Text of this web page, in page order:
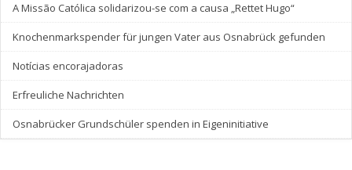
A Missão Católica solidarizou-se com a causa „Rettet Hugo“
Knochenmarkspender für jungen Vater aus Osnabrück gefunden
Notícias encorajadoras
Erfreuliche Nachrichten
Osnabrücker Grundschüler spenden in Eigeninitiative